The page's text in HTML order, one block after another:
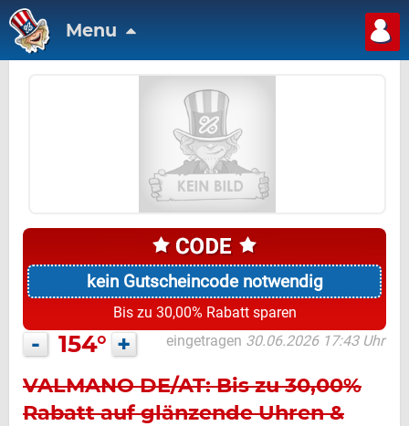
Menu
kein Gutscheincode notwendig
Bis zu 30,00% Rabatt sparen
- 154° + eingetragen 30.06.2026 17:43 Uhr
VALMANO DE/AT: Bis zu 30,00%
Rabatt auf glänzende Uhren &